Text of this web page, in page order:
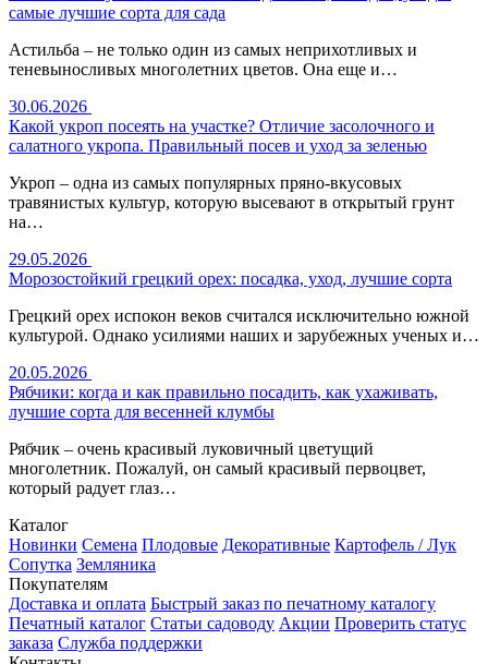
самые лучшие сорта для сада
Астильба – не только один из самых неприхотливых и
теневыносливых многолетних цветов. Она еще и…
30.06.2026
Какой укроп посеять на участке? Отличие засолочного и
салатного укропа. Правильный посев и уход за зеленью
Укроп – одна из самых популярных пряно-вкусовых
травянистых культур, которую высевают в открытый грунт
на…
29.05.2026
Морозостойкий грецкий орех: посадка, уход, лучшие сорта
Грецкий орех испокон веков считался исключительно южной
культурой. Однако усилиями наших и зарубежных ученых и…
20.05.2026
Рябчики: когда и как правильно посадить, как ухаживать,
лучшие сорта для весенней клумбы
Рябчик – очень красивый луковичный цветущий
многолетник. Пожалуй, он самый красивый первоцвет,
который радует глаз…
Каталог
Новинки Семена Плодовые Декоративные Картофель / Лук
Сопутка Земляника
Покупателям
Доставка и оплата Быстрый заказ по печатному каталогу
Печатный каталог Статьи садоводу Акции Проверить статус
заказа Служба поддержки